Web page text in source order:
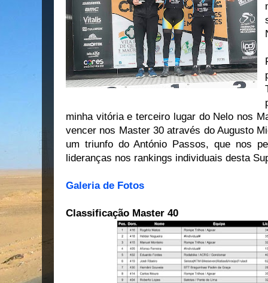
minha vitória e terceiro lugar do Nelo nos
vencer nos Master 30 através do Augusto
um triunfo do António Passos, que nos
lideranças nos rankings individuais desta
Galeria de Fotos
Classificação Master 40